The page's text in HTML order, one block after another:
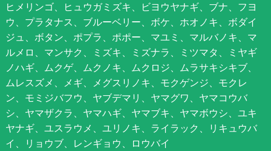
ヒメリンゴ、ヒュウガミズキ、ビヨウヤナギ、ブナ、フヨ
ウ、プラタナス、ブルーベリー、ボケ、ホオノキ、ボダイ
ジュ、ボタン、ポプラ、ポポー、マユミ、マルバノキ、マ
ルメロ、マンサク、ミズキ、ミズナラ、ミツマタ、ミヤギ
ノハギ、ムクゲ、ムクノキ、ムクロジ、ムラサキシキブ、
ムレスズメ、メギ、メグスリノキ、モクゲンジ、モクレ
ン、モミジバフウ、ヤブデマリ、ヤマグワ、ヤマコウバ
シ、ヤマザクラ、ヤマハギ、ヤマブキ、ヤマボウシ、ユキ
ヤナギ、ユスラウメ、ユリノキ、ライラック、リキュウバ
イ、リョウブ、レンギョウ、ロウバイ